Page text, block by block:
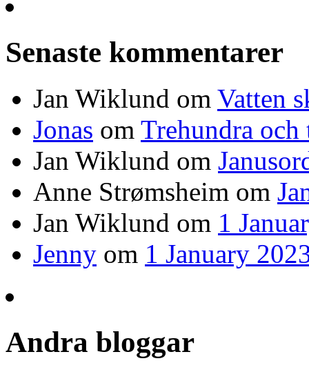
Senaste kommentarer
Jan Wiklund om Vatten
Jonas om Trehundra
Jan Wiklund om
Anne Strømsheim om
Jan Wiklund om 1
Jenny om 1 January
Andra bloggar